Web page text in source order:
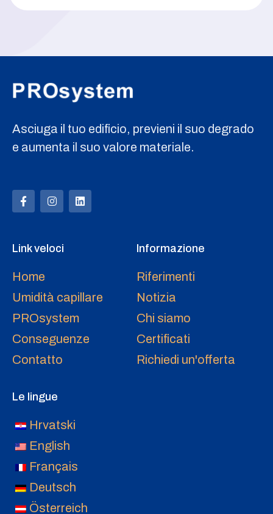
Asciuga il tuo edificio, previeni il suo degrado
e aumenta il suo valore materiale.
Link veloci
Home
Umidità capillare
PROsystem
Conseguenze
Contatto
Informazione
Riferimenti
Notizia
Chi siamo
Certificati
Richiedi un'offerta
Le lingue
Hrvatski
English
Français
Deutsch
Österreich